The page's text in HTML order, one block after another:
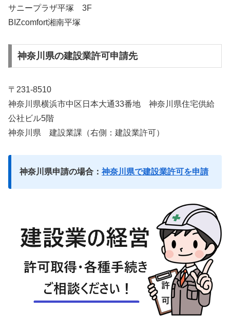
サニープラザ平塚 3F
BIZcomfort湘南平塚
神奈川県の建設業許可申請先
〒231-8510
神奈川県横浜市中区日本大通33番地 神奈川県住宅供給
公社ビル5階
神奈川県 建設業課 （右側：建設業許可）
神奈川県申請の場合： 神奈川県で建設業許可を申請